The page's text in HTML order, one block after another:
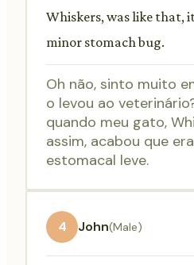
Whiskers, was like that,
minor stomach bug.
Oh não, sinto muito
o levou ao
quando meu gato,
assim, acabou que
estomacal leve.
4 John(Male)